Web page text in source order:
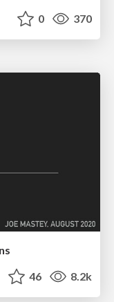
0 370
46 8.2k